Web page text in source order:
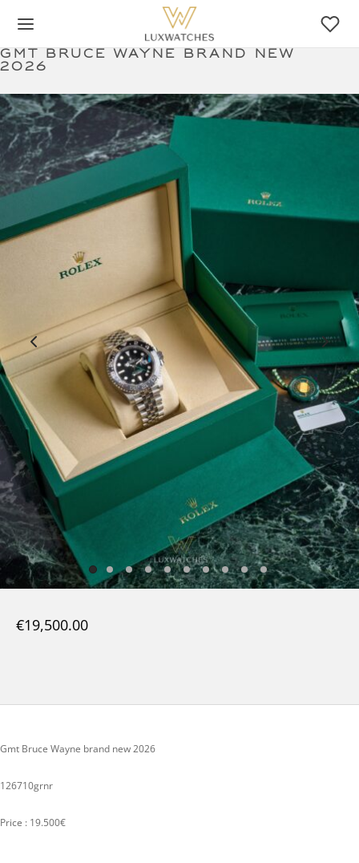
Gmt Bruce Wayne brand new
2026
€19,500.00
Gmt Bruce Wayne brand new 2026
126710grnr
Price : 19.500€